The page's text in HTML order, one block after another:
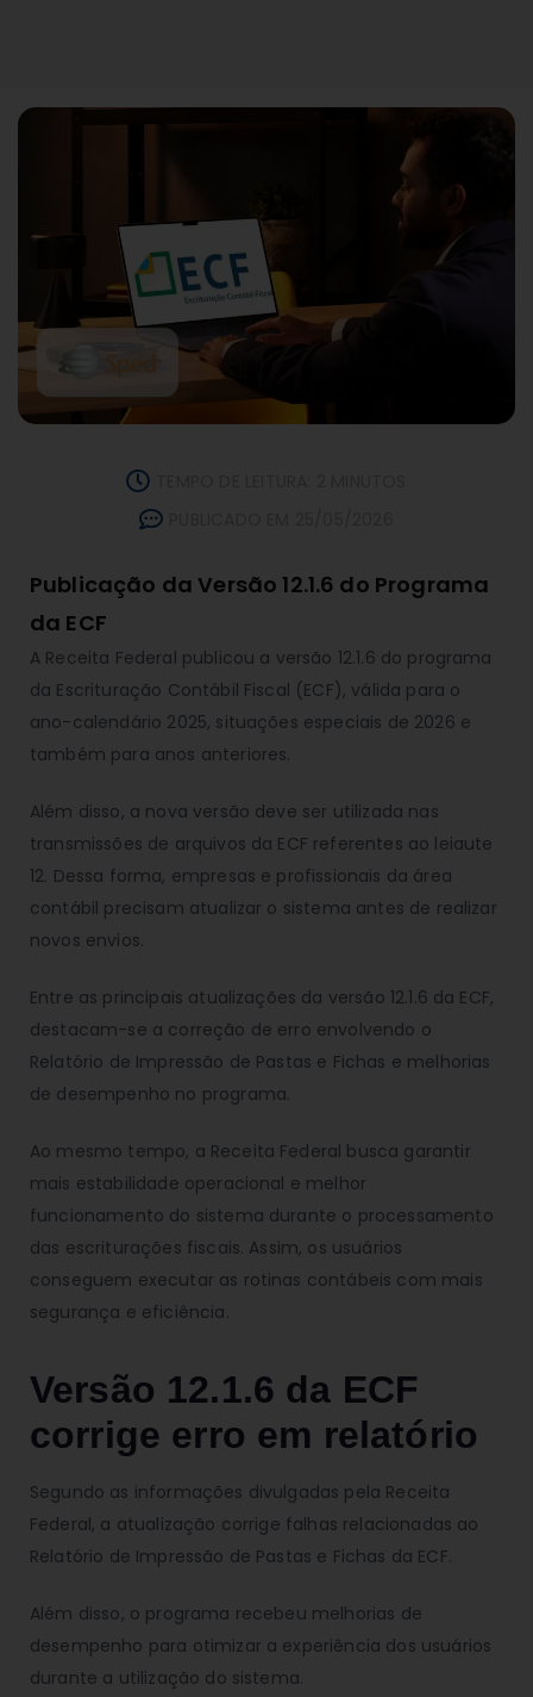
Publicação da Versão 12.1.6 do Programa
da ECF
A Receita Federal publicou a versão 12.1.6 do programa
da Escrituração Contábil Fiscal (ECF), válida para o
ano-calendário 2025, situações especiais de 2026 e
também para anos anteriores.
Além disso, a nova versão deve ser utilizada nas
transmissões de arquivos da ECF referentes ao leiaute
12. Dessa forma, empresas e profissionais da área
contábil precisam atualizar o sistema antes de realizar
novos envios.
Entre as principais atualizações da versão 12.1.6 da ECF,
destacam-se a correção de erro envolvendo o
Relatório de Impressão de Pastas e Fichas e melhorias
de desempenho no programa.
Ao mesmo tempo, a Receita Federal busca garantir
mais estabilidade operacional e melhor
funcionamento do sistema durante o processamento
das escriturações fiscais. Assim, os usuários
conseguem executar as rotinas contábeis com mais
segurança e eficiência.
Versão 12.1.6 da ECF
corrige erro em relatório
Segundo as informações divulgadas pela Receita
Federal, a atualização corrige falhas relacionadas ao
Relatório de Impressão de Pastas e Fichas da ECF.
Além disso, o programa recebeu melhorias de
desempenho para otimizar a experiência dos usuários
durante a utilização do sistema.